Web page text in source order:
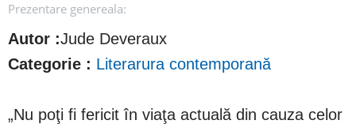
Prezentare genereala:
Autor :Jude Deveraux
Categorie : Literarura contemporană
„Nu poţi fi fericit în viaţa actuală din cauza celor